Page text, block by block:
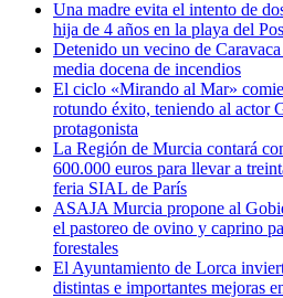
Una madre evita el intento de
hija de 4 años en la playa del
Detenido un vecino de
media docena de incendios
El ciclo «Mirando al Mar»
rotundo éxito, teniendo al actor
protagonista
La Región de Murcia contará
600.000 euros para llevar a
feria SIAL de París
ASAJA Murcia propone al
el pastoreo de ovino y caprino
forestales
El Ayuntamiento de Lorca
distintas e importantes mejoras